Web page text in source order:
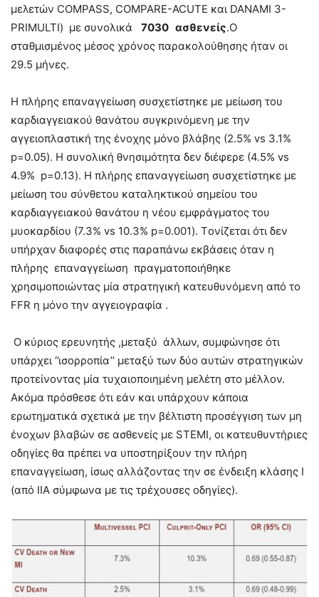
μελετών COMPASS, COMPARE-ACUTE και DANAMI 3-
PRIMULTI) με συνολικά 7030 ασθενείς.O
σταθμισμένος μέσος χρόνος παρακολούθησης ήταν οι
29.5 μήνες.
Η πλήρης επαναγγείωση συσχετίστηκε με μείωση του
καρδιαγγειακού θανάτου συγκρινόμενη με την
αγγειοπλαστική της ένοχης μόνο βλάβης (2.5% vs 3.1%
p=0.05). H συνολική θνησιμότητα δεν διέφερε (4.5% vs
4.9% p=0.13). H πλήρης επαναγγείωση συσχετίστηκε με
μείωση του σύνθετου καταληκτικού σημείου του
καρδιαγγειακού θανάτου η νέου εμφράγματος του
μυοκαρδίου (7.3% vs 10.3% p=0.001). Tονίζεται ότι δεν
υπήρχαν διαφορές στις παραπάνω εκβάσεις όταν η
πλήρης επαναγγείωση πραγματοποιήθηκε
χρησιμοποιώντας μία στρατηγική κατευθυνόμενη από το
FFR η μόνο την αγγειογραφία .
Ο κύριος ερευνητής ,μεταξύ άλλων, συμφώνησε ότι
υπάρχει ‘’ισορροπία’’ μεταξύ των δύο αυτών στρατηγικών
προτείνοντας μία τυχαιοποιημένη μελέτη στο μέλλον.
Ακόμα πρόσθεσε ότι εάν και υπάρχουν κάποια
ερωτηματικά σχετικά με την βέλτιστη προσέγγιση των μη
ένοχων βλαβών σε ασθενείς με STEMI, οι κατευθυντήριες
οδηγίες θα πρέπει να υποστηρίξουν την πλήρη
επαναγγείωση, ίσως αλλάζοντας την σε ένδειξη κλάσης Ι
(από ΙΙΑ σύμφωνα με τις τρέχουσες οδηγίες).